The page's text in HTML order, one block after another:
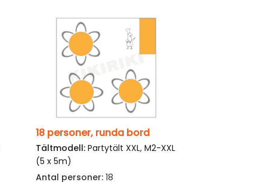
18 personer, runda bord
Tältmodell: Partytält XXL,M2-XXL
(5 x 5m)
Antal personer: 18